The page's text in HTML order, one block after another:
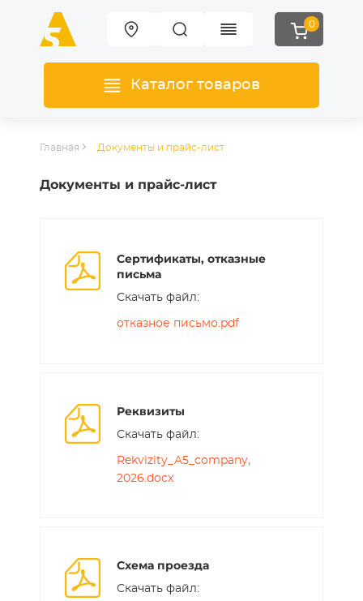
0
Каталог товаров
Главная Документы и прайс-лист
Документы и прайс-лист
Сертификаты, отказные
письма
Скачать файл:
отказное письмо.pdf
Реквизиты
Скачать файл:
Rekvizity_A5_company,
2026.docx
Схема проезда
Скачать файл: